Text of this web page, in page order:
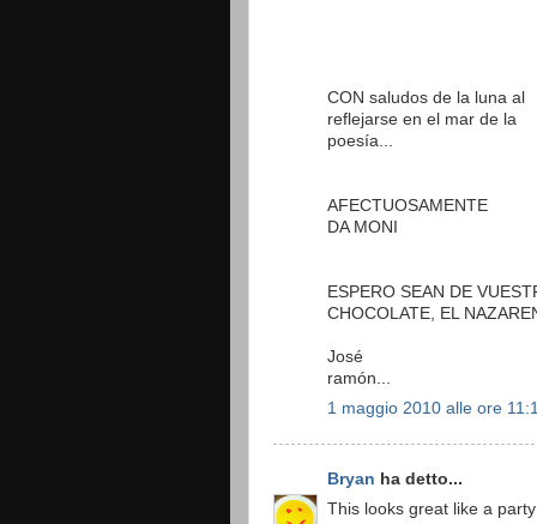
CON saludos de la luna al
reflejarse en el mar de la
poesía...
AFECTUOSAMENTE
DA MONI
ESPERO SEAN DE
CHOCOLATE, EL
José
ramón...
1 maggio 2010 alle ore
Bryan ha detto...
This looks great like a